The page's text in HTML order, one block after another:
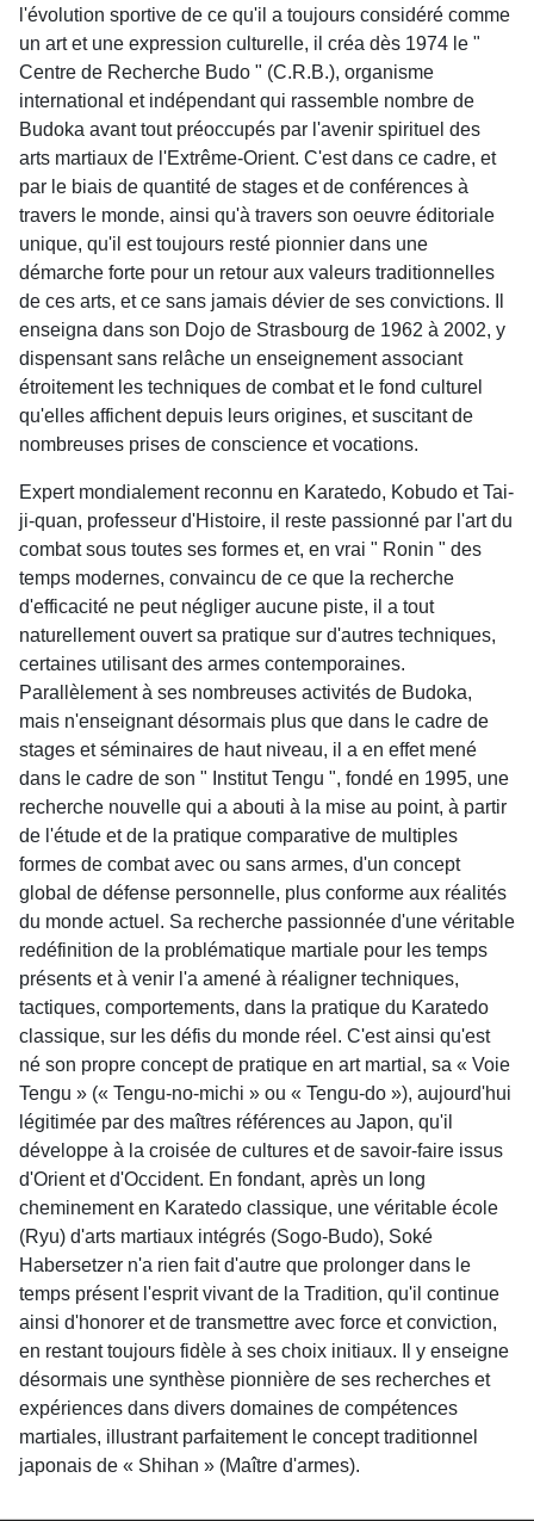
l'évolution sportive de ce qu'il a toujours considéré comme
un art et une expression culturelle, il créa dès 1974 le "
Centre de Recherche Budo " (C.R.B.), organisme
international et indépendant qui rassemble nombre de
Budoka avant tout préoccupés par l'avenir spirituel des
arts martiaux de l'Extrême-Orient. C'est dans ce cadre, et
par le biais de quantité de stages et de conférences à
travers le monde, ainsi qu'à travers son oeuvre éditoriale
unique, qu'il est toujours resté pionnier dans une
démarche forte pour un retour aux valeurs traditionnelles
de ces arts, et ce sans jamais dévier de ses convictions. Il
enseigna dans son Dojo de Strasbourg de 1962 à 2002, y
dispensant sans relâche un enseignement associant
étroitement les techniques de combat et le fond culturel
qu'elles affichent depuis leurs origines, et suscitant de
nombreuses prises de conscience et vocations.
Expert mondialement reconnu en Karatedo, Kobudo et Tai-
ji-quan, professeur d'Histoire, il reste passionné par l'art du
combat sous toutes ses formes et, en vrai " Ronin " des
temps modernes, convaincu de ce que la recherche
d'efficacité ne peut négliger aucune piste, il a tout
naturellement ouvert sa pratique sur d'autres techniques,
certaines utilisant des armes contemporaines.
Parallèlement à ses nombreuses activités de Budoka,
mais n'enseignant désormais plus que dans le cadre de
stages et séminaires de haut niveau, il a en effet mené
dans le cadre de son " Institut Tengu ", fondé en 1995, une
recherche nouvelle qui a abouti à la mise au point, à partir
de l'étude et de la pratique comparative de multiples
formes de combat avec ou sans armes, d'un concept
global de défense personnelle, plus conforme aux réalités
du monde actuel. Sa recherche passionnée d'une véritable
redéfinition de la problématique martiale pour les temps
présents et à venir l'a amené à réaligner techniques,
tactiques, comportements, dans la pratique du Karatedo
classique, sur les défis du monde réel. C'est ainsi qu'est
né son propre concept de pratique en art martial, sa « Voie
Tengu » (« Tengu-no-michi » ou « Tengu-do »), aujourd'hui
légitimée par des maîtres références au Japon, qu'il
développe à la croisée de cultures et de savoir-faire issus
d'Orient et d'Occident. En fondant, après un long
cheminement en Karatedo classique, une véritable école
(Ryu) d'arts martiaux intégrés (Sogo-Budo), Soké
Habersetzer n'a rien fait d'autre que prolonger dans le
temps présent l'esprit vivant de la Tradition, qu'il continue
ainsi d'honorer et de transmettre avec force et conviction,
en restant toujours fidèle à ses choix initiaux. Il y enseigne
désormais une synthèse pionnière de ses recherches et
expériences dans divers domaines de compétences
martiales, illustrant parfaitement le concept traditionnel
japonais de « Shihan » (Maître d'armes).